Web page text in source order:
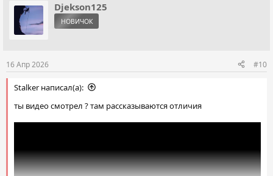
Djekson125
НОВИЧОК
16 Апр 2026 #10
Stalker написал(а):
ты видео смотрел ? там рассказываются отличия